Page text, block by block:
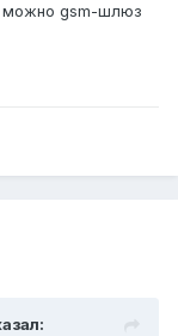
можно gsm-шлюз